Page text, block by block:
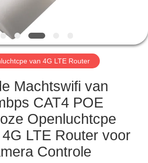
van 4G LTE Router
Machtswifi van
CAT4 POE
Openluchtcpe
LTE Router voor
Controle